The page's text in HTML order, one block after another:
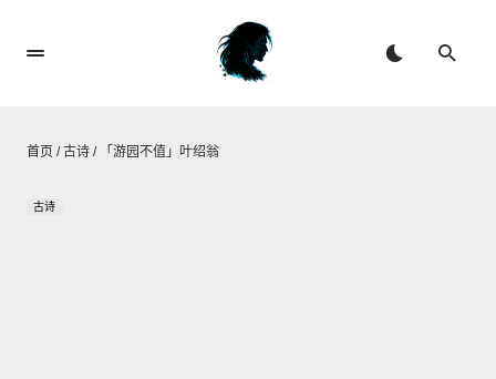
首页 /古诗 / 「游园不值」叶绍翁
古诗